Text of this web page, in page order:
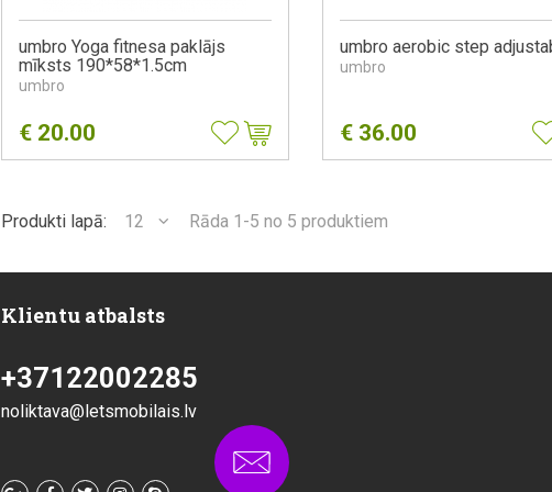
umbro Yoga fitnesa paklājs
mīksts 190*58*1.5cm
umbro
€ 20.00
umbro aerobic step
umbro
€ 36.00
Produkti lapā: 12 Rāda 1-5 no 5 produktiem
Klientu atbalsts
+37122002285
noliktava@letsmobilais.lv